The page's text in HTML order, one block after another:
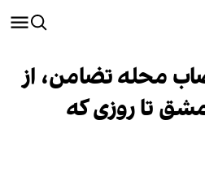
محله تضامن، از
تا روزی که